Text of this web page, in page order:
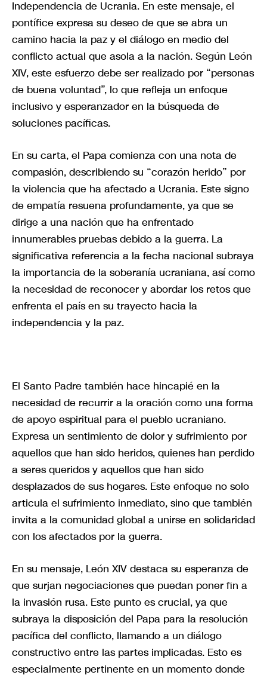
Independencia de Ucrania. En este mensaje, el
pontífice expresa su deseo de que se abra un
camino hacia la paz y el diálogo en medio del
conflicto actual que asola a la nación. Según León
XIV, este esfuerzo debe ser realizado por “personas
de buena voluntad”, lo que refleja un enfoque
inclusivo y esperanzador en la búsqueda de
soluciones pacíficas.
En su carta, el Papa comienza con una nota de
compasión, describiendo su “corazón herido” por
la violencia que ha afectado a Ucrania. Este signo
de empatía resuena profundamente, ya que se
dirige a una nación que ha enfrentado
innumerables pruebas debido a la guerra. La
significativa referencia a la fecha nacional subraya
la importancia de la soberanía ucraniana, así como
la necesidad de reconocer y abordar los retos que
enfrenta el país en su trayecto hacia la
independencia y la paz.
El Santo Padre también hace hincapié en la
necesidad de recurrir a la oración como una forma
de apoyo espiritual para el pueblo ucraniano.
Expresa un sentimiento de dolor y sufrimiento por
aquellos que han sido heridos, quienes han perdido
a seres queridos y aquellos que han sido
desplazados de sus hogares. Este enfoque no solo
articula el sufrimiento inmediato, sino que también
invita a la comunidad global a unirse en solidaridad
con los afectados por la guerra.
En su mensaje, León XIV destaca su esperanza de
que surjan negociaciones que puedan poner fin a
la invasión rusa. Este punto es crucial, ya que
subraya la disposición del Papa para la resolución
pacífica del conflicto, llamando a un diálogo
constructivo entre las partes implicadas. Esto es
especialmente pertinente en un momento donde